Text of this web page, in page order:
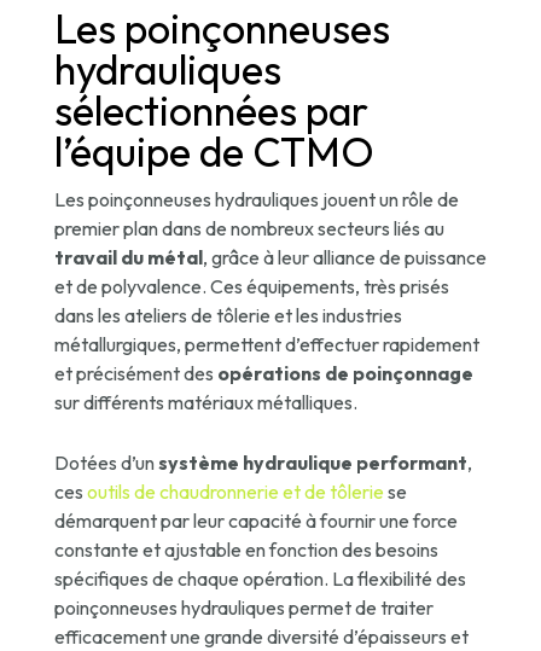
Les poinçonneuses
hydrauliques
sélectionnées par
l’équipe de CTMO
Les poinçonneuses hydrauliques jouent un rôle de
premier plan dans de nombreux secteurs liés au
travail du métal, grâce à leur alliance de puissance
et de polyvalence. Ces équipements, très prisés
dans les ateliers de tôlerie et les industries
métallurgiques, permettent d’effectuer rapidement
et précisément des opérations de poinçonnage
sur différents matériaux métalliques.
Dotées d’unsystème hydraulique performant,
ces outils de chaudronnerie et de tôlerie se
démarquent par leur capacité à fournir une force
constante et ajustable en fonction des besoins
spécifiques de chaque opération. La flexibilité des
poinçonneuses hydrauliques permet de traiter
efficacement une grande diversité d’épaisseurs et